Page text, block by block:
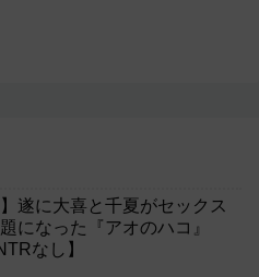
】遂に大喜と千夏がセックス
になった『アオのハコ』
なし】